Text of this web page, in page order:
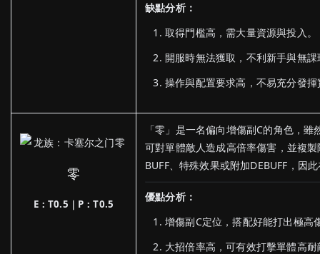
缺點分析：
取得門檻高，需大量資源與投入。
開服時無法獲取，不利新手與無課
操作與配置要求高，不易充分發揮
零
E：T0.5｜P：T0.5
「零」是一名偏向增傷副C的角色，
可對單體敵人造成高倍率傷害，並複
BUFF、特殊效果或附加DEBUFF，因
優點分析：
增傷副C定位，搭配好能打出極高
大招倍率高，可有效打擊單體高